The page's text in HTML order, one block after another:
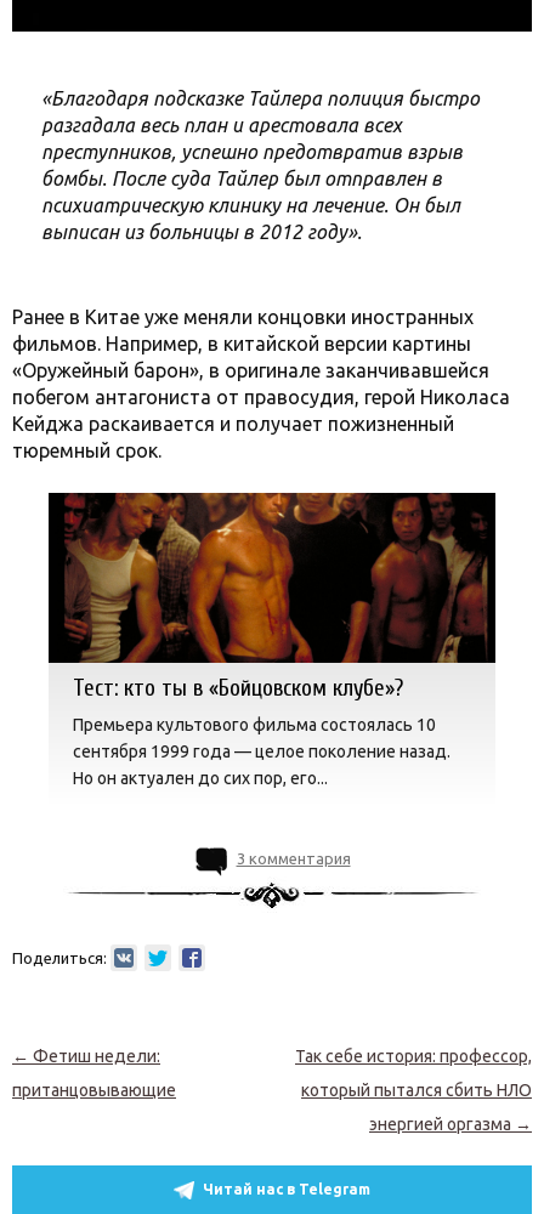
«Благодаря подсказке Тайлера полиция быстро
разгадала весь план и арестовала всех
преступников, успешно предотвратив взрыв
бомбы. После суда Тайлер был отправлен в
психиатрическую клинику на лечение. Он был
выписан из больницы в 2012 году».
Ранее в Китае уже меняли концовки иностранных
фильмов. Например, в китайской версии картины
«Оружейный барон», в оригинале заканчивавшейся
побегом антагониста от правосудия, герой Николаса
Кейджа раскаивается и получает пожизненный
тюремный срок.
Тест: кто ты в «Бойцовском клубе»?
Премьера культового фильма состоялась 10
сентября 1999 года — целое поколение назад.
Но он актуален до сих пор, его...
3 комментария
Поделиться:
Навигация по записям
← Фетиш недели:
пританцовывающие
Так себе история: профессор,
который пытался сбить НЛО
энергией оргазма →
Читай нас в Telegram